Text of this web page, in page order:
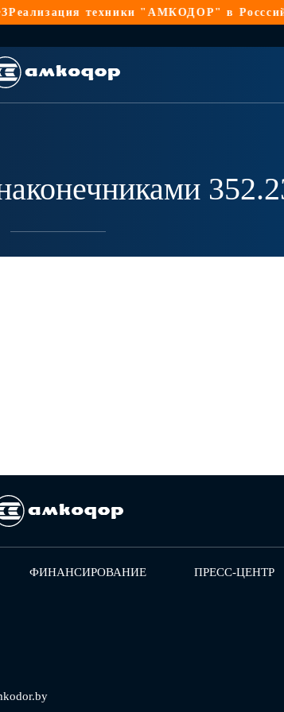
техники "АМКОДОР" в
ФИНАНСИРОВАНИЕ ПРЕСС-ЦЕНТР